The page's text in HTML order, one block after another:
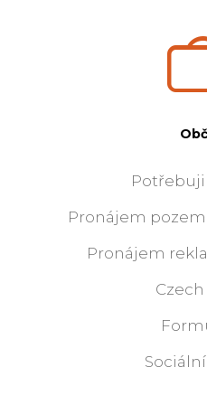
Pronájem
Pronájem